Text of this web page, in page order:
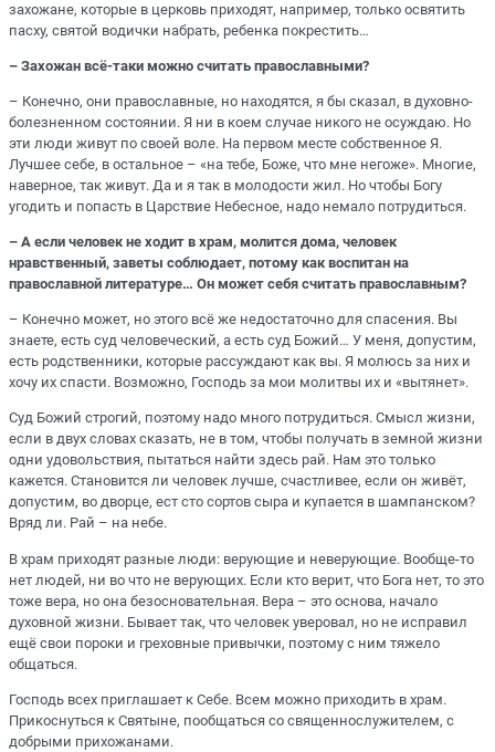
захожане, которые в церковь приходят, например, только освятить
пасху, святой водички набрать, ребенка покрестить…
– Захожан всё-таки можно считать православными?
– Конечно, они православные, но находятся, я бы сказал, в духовно-
болезненном состоянии. Я ни в коем случае никого не осуждаю. Но
эти люди живут по своей воле. На первом месте собственное Я.
Лучшее себе, в остальное – «на тебе, Боже, что мне негоже». Многие,
наверное, так живут. Да и я так в молодости жил. Но чтобы Богу
угодить и попасть в Царствие Небесное, надо немало потрудиться.
– А если человек не ходит в храм, молится дома, человек
нравственный, заветы соблюдает, потому как воспитан на
православной литературе… Он может себя считать православным?
– Конечно может, но этого всё же недостаточно для спасения. Вы
знаете, есть суд человеческий, а есть суд Божий… У меня, допустим,
есть родственники, которые рассуждают как вы. Я молюсь за них и
хочу их спасти. Возможно, Господь за мои молитвы их и «вытянет».
Суд Божий строгий, поэтому надо много потрудиться. Смысл жизни,
если в двух словах сказать, не в том, чтобы получать в земной жизни
одни удовольствия, пытаться найти здесь рай. Нам это только
кажется. Становится ли человек лучше, счастливее, если он живёт,
допустим, во дворце, ест сто сортов сыра и купается в шампанском?
Вряд ли. Рай – на небе.
В храм приходят разные люди: верующие и неверующие. Вообще-то
нет людей, ни во что не верующих. Если кто верит, что Бога нет, то это
тоже вера, но она безосновательная. Вера – это основа, начало
духовной жизни. Бывает так, что человек уверовал, но не исправил
ещё свои пороки и греховные привычки, поэтому с ним тяжело
общаться.
Господь всех приглашает к Себе. Всем можно приходить в храм.
Прикоснуться к Святыне, пообщаться со священнослужителем, с
добрыми прихожанами.